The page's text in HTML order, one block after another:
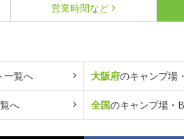
営業時間など
一覧へ 大阪府のキャンプ場
へ 全国のキャンプ場・